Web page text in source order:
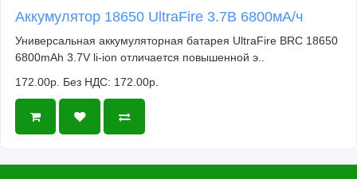
Аккумулятор 18650 UltraFire 3.7В 6800мА/ч
Универсальная аккумуляторная батарея UltraFire BRC 18650
6800mAh 3.7V li-ion отличается повышенной э..
172.00р. Без НДС: 172.00р.